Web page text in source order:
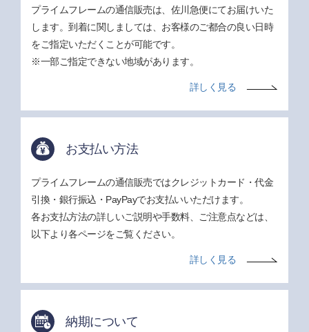
プライムフレームの通信販売は、佐川急便にてお届けいた
します。到着に関しましては、お客様のご都合の良い日時
をご指定いただくことが可能です。
※一部ご指定できない地域があります。
詳しく見る
お支払い方法
プライムフレームの通信販売ではクレジットカード・代金
引換・銀行振込・PayPayでお支払いいただけます。
各お支払方法の詳しいご説明や手数料、ご注意点などは、
以下より各ページをご覧ください。
詳しく見る
納期について